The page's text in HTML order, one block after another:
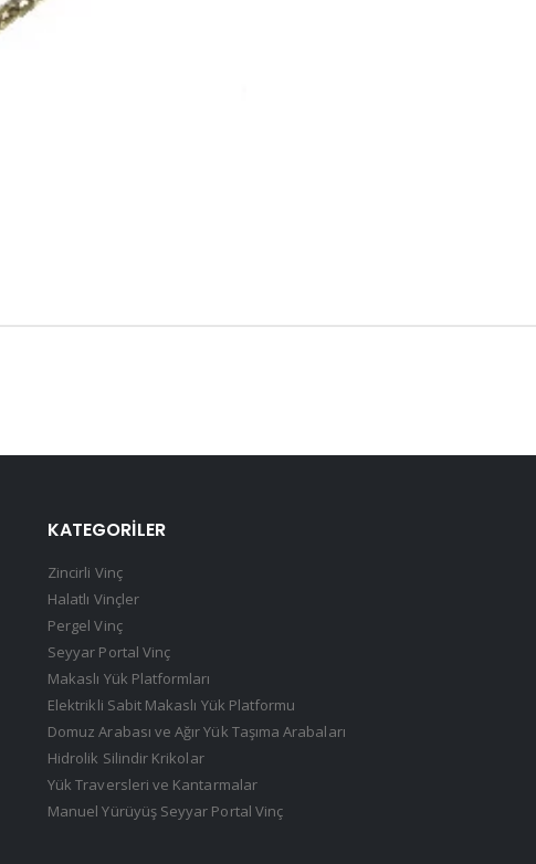
KATEGORILER
Zincirli Vinç
Halatlı Vinçler
Pergel Vinç
Seyyar Portal Vinç
Makaslı Yük Platformları
Elektrikli Sabit Makaslı Yük Platformu
Domuz Arabası ve Ağır Yük Taşıma Arabaları
Hidrolik Silindir Krikolar
Yük Traversleri ve Kantarmalar
Manuel Yürüyüş Seyyar Portal Vinç